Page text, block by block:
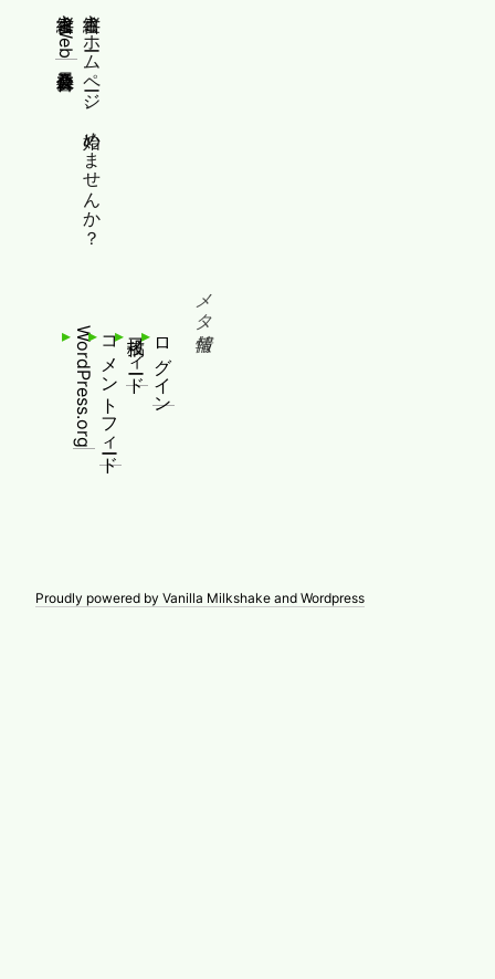
縦書きホームページ、始めませんか？
縦書きWeb普及委員会
メタ情報
ログイン
投稿フィード
コメントフィード
WordPress.org
Proudly powered by Vanilla Milkshake and Wordpress